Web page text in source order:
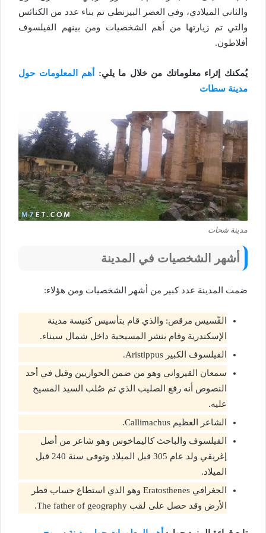
والثاني الميلادي، وفي العصر البيزنطي تم بناء عدد من الكنائس
والتي تم زيارتها من أهم الشخصيات ومن بينهم الفيلسوف
أفلاطون.
يُمكنك إثراء معلوماتك من خلال ما يلي:
أهم المعلومات حول
مدينة سطات
مدينة شحات
أشهر الشخصيات في المدينة
ضمت المدينة عدد كبير من أشهر الشخصيات ومن هؤلاء:
القّسيس مرقص: والذي قام بتأسيس كنيسة مدينة
الإسكندرية وقام بنشر المسيحية داخل شمال سيناء.
الفيلسوف الكبير Aristippus.
سمعان القيرواني وهو من ضمن الحواريين وقيل في أحد
النصوص أنه رفع الصليب الذي تم صُلب السيد المسيح
عليه.
الشاعر العظيم Callimachus.
الفيلسوف والباحث كاليماخوس وهو شاعر من أصل
إغريقي ولد عام 305 قبل الميلاد وتوفى سنة 240 قبل
الميلاد.
الجغرافي Eratosthenes وهو الذي استطاع حساب قطر
الأرض وقد حصل على لقب The father of geography.